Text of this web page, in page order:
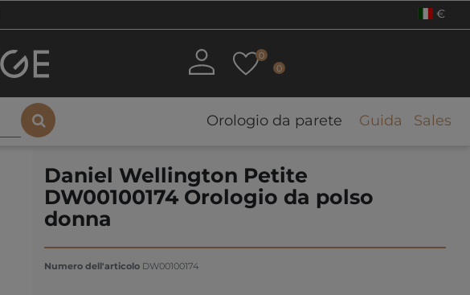
€
0
0
Orologio da parete Guida Sales
Daniel Wellington Petite
DW00100174 Orologio da polso
donna
Numero dell'articolo DW00100174